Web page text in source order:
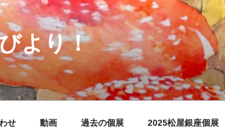
より！
せ 動画 過去の個展 2025松屋銀座個展